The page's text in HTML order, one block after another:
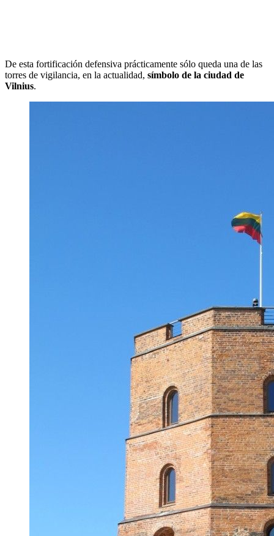
De esta fortificación defensiva prácticamente sólo queda una de las
torres de vigilancia, en la actualidad, símbolo de la ciudad de
Vilnius.